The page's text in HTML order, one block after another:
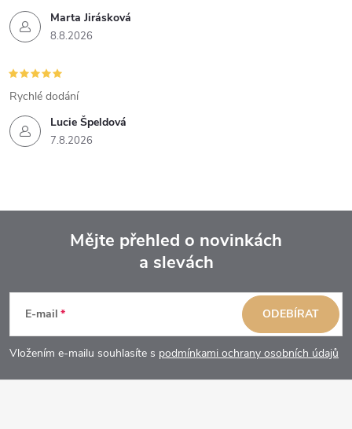
Marta Jirásková
8.8.2026
Lucie Špeldová
7.8.2026
Rychlé dodání
p
a
Mějte přehled o novinkách
a slevách
E-mail
Vložením e-mailu souhlasíte s podmínkami ochrany osobních údajů
ODEBÍRAT